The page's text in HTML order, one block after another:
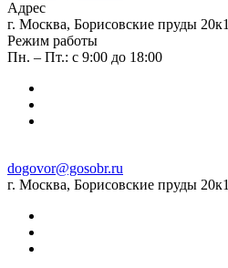
Адрес
г. Москва, Борисовские пруды 20к1
Режим работы
Пн. – Пт.: с 9:00 до 18:00
dogovor@gosobr.ru
г. Москва, Борисовские пруды 20к1